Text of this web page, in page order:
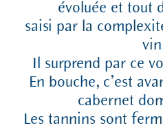
évoluée et tout
saisi par la
Il surprend par ce
En bouche, c’est
cabernet
Les tannins sont